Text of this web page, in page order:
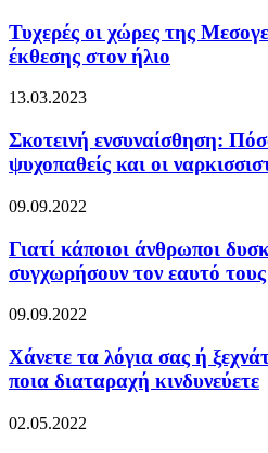
Τυχερές οι χώρες της
έκθεσης στον ήλιο
13.03.2023
Σκοτεινή ενσυναίσθηση:
ψυχοπαθείς και οι
09.09.2022
Γιατί κάποιοι άνθρωποι
συγχωρήσουν τον εαυτό τους
09.09.2022
Χάνετε τα λόγια σας ή
ποια διαταραχή κινδυνεύετε
02.05.2022